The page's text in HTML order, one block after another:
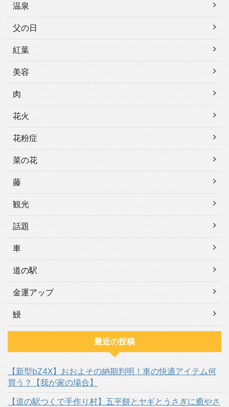
温泉
父の日
紅葉
美容
肉
花火
花粉症
菜の花
藤
観光
話題
車
道の駅
金運アップ
鰻
最近の投稿
【新型bZ4X】おおよその納期判明！車の快適アイテム何
買う？【我が家の場合】
【道の駅つくで手作り村】五平餅とヤギとうさぎに癒やさ